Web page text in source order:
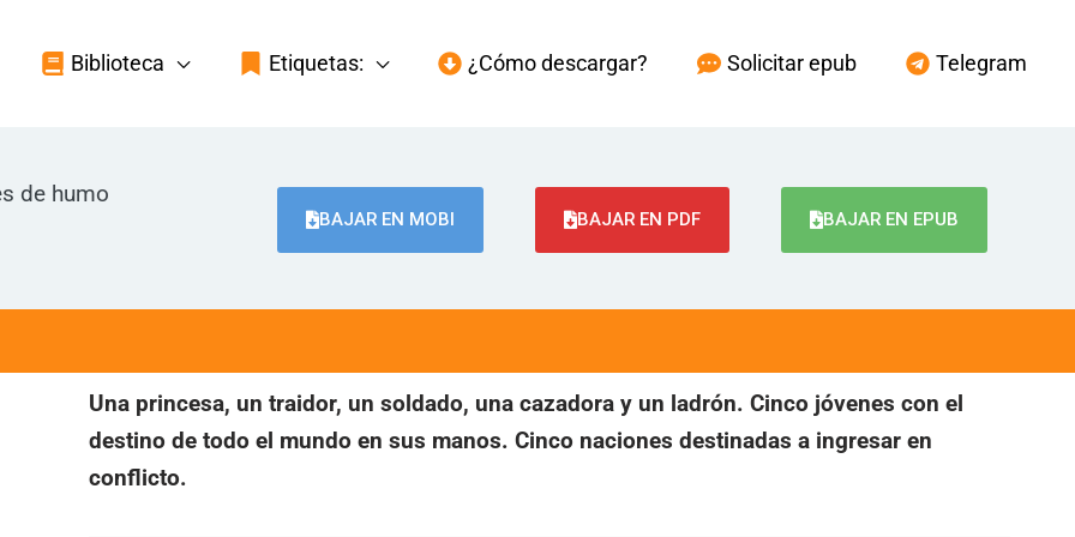
Biblioteca Etiquetas: ¿Cómo descargar? Solicitar epub Telegram
de humo
BAJAR EN MOBI BAJAR EN PDF BAJAR EN EPUB
Una princesa, un traidor, un soldado, una cazadora y un ladrón. Cinco jóvenes con el
destino de todo el mundo en sus manos. Cinco naciones destinadas a ingresar en
conflicto.